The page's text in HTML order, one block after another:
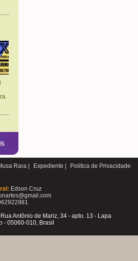
Rara | Expediente | Politica de Privacidade
Edson Cruz
Antônio de Mariz, 34 - apto. 13 - Lapa
- 05060-010, Brasil